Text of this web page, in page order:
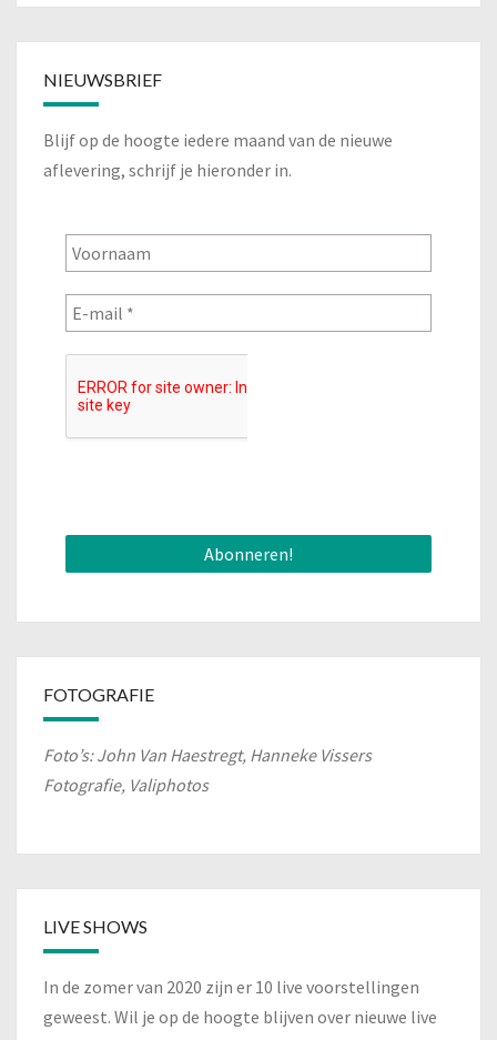
NIEUWSBRIEF
Blijf op de hoogte iedere maand van de nieuwe
aflevering, schrijf je hieronder in.
FOTOGRAFIE
Foto’s: John Van Haestregt, Hanneke Vissers
Fotografie, Valiphotos
LIVE SHOWS
In de zomer van 2020 zijn er 10 live voorstellingen
geweest. Wil je op de hoogte blijven over nieuwe live